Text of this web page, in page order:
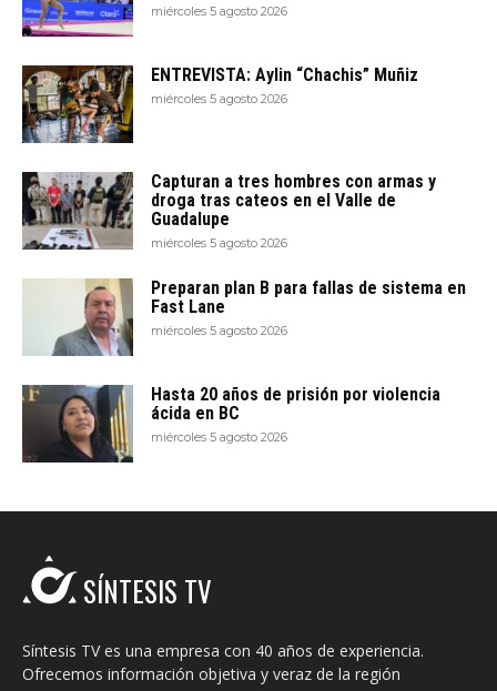
miércoles 5 agosto 2026
ENTREVISTA: Aylin “Chachis” Muñiz
miércoles 5 agosto 2026
Capturan a tres hombres con armas y
droga tras cateos en el Valle de
Guadalupe
miércoles 5 agosto 2026
Preparan plan B para fallas de sistema en
Fast Lane
miércoles 5 agosto 2026
Hasta 20 años de prisión por violencia
ácida en BC
miércoles 5 agosto 2026
SÍNTESIS TV
Síntesis TV es una empresa con 40 años de experiencia.
Ofrecemos información objetiva y veraz de la región